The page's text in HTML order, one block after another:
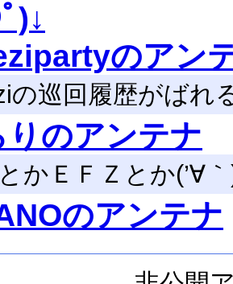
)↓
のアン
の巡回履歴がばれ
りのアンテナ
かＥＦＺとか(’∀
のアンテナ